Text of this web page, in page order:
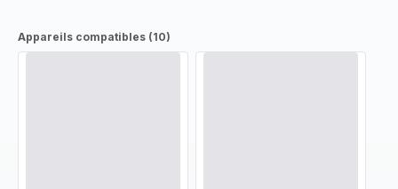
Appareils compatibles (10)